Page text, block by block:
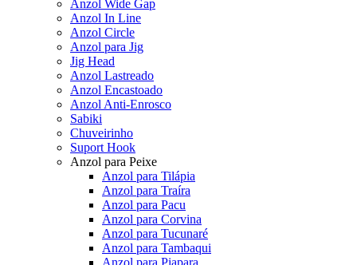
Anzol Wide Gap
Anzol In Line
Anzol Circle
Anzol para Jig
Jig Head
Anzol Lastreado
Anzol Encastoado
Anzol Anti-Enrosco
Sabiki
Chuveirinho
Suport Hook
Anzol para Peixe
Anzol para Tilápia
Anzol para Traíra
Anzol para Pacu
Anzol para Corvina
Anzol para Tucunaré
Anzol para Tambaqui
Anzol para Piapara